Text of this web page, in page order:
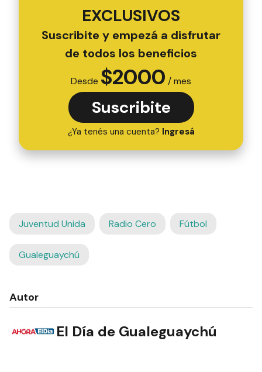
EXCLUSIVOS
Suscribite y empezá a disfrutar
de todos los beneficios
Desde $2000 / mes
Suscribite
¿Ya tenés una cuenta? Ingresá
Juventud Unida Radio Cero Fútbol
Gualeguaychú
Autor
El Día de Gualeguaychú